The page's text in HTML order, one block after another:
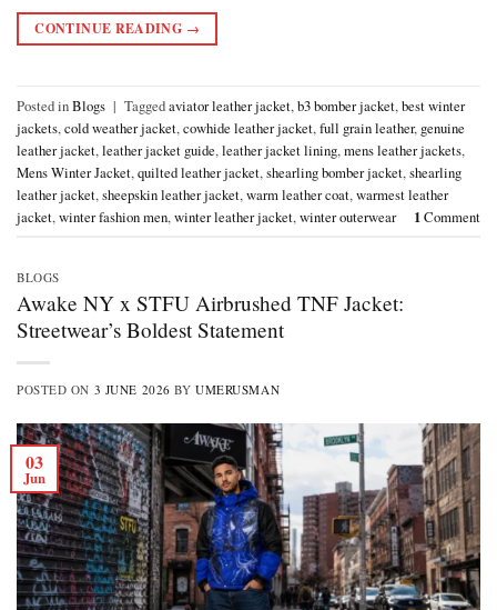
CONTINUE READING →
Posted inBlogs | Taggedaviator leather jacket,b3 bomber jacket,best winter
jackets,cold weather jacket,cowhide leather jacket,full grain leather, genuine
leather jacket,leather jacket guide,leather jacket lining,mens leather jackets,
Mens Winter Jacket,quilted leather jacket,shearling bomber jacket,shearling
leather jacket,sheepskin leather jacket,warm leather coat,warmest leather
jacket,winter fashion men,winter leather jacket,winter outerwear 1Comment
BLOGS
Awake NY x STFU Airbrushed TNF Jacket:
Streetwear’s Boldest Statement
POSTED ON 3 JUNE 2026 BYUMERUSMAN
03
Jun